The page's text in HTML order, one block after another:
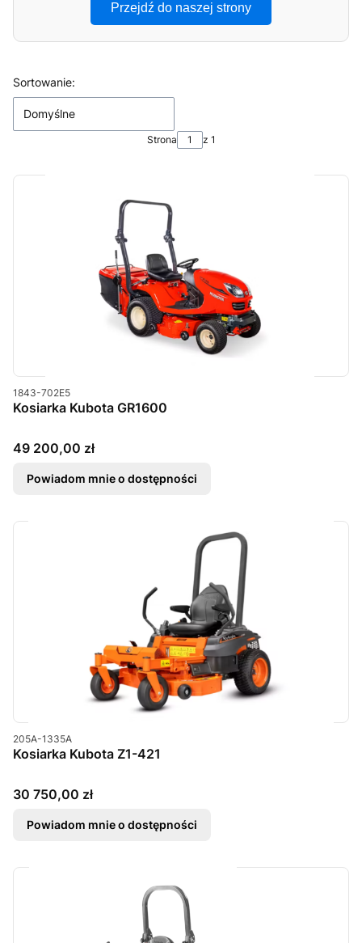
Przejdź do naszej strony
Lista produktów
Sortowanie:
Domyślne
Strona z 1
Kod produktu
1843-702E5
Kosiarka Kubota GR1600
Cena
49 200,00 zł
Powiadom mnie o dostępności
Kod produktu
205A-1335A
Kosiarka Kubota Z1-421
Cena
30 750,00 zł
Powiadom mnie o dostępności